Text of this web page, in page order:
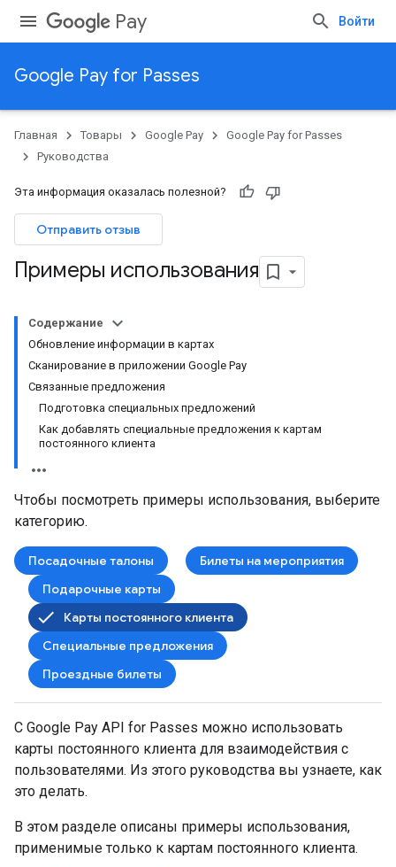
Pay Войти
Google Pay for Passes
Главная Товары Google Pay
Google Pay for Passes
Руководства
Эта информация оказалась полезной?
Отправить отзыв
Примеры использования
Содержание
Обновление информации в картах
Сканирование в приложении Google Pay
Связанные предложения
Подготовка специальных предложений
Как добавлять специальные предложения к картам
постоянного клиента
Чтобы посмотреть примеры использования, выберите
категорию.
Посадочные талоны
Билеты на мероприятия
Подарочные карты
Карты постоянного клиента
Специальные предложения
Проездные билеты
С Google Pay API for Passes можно использовать
карты постоянного клиента для взаимодействия с
пользователями. Из этого руководства вы узнаете, как
это делать.
В этом разделе описаны примеры использования,
применимые только к картам постоянного клиента.